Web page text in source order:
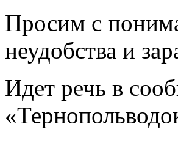
Просим с
неудобства и
Идет речь в